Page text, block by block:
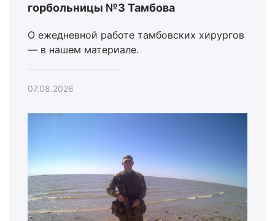
горбольницы №3 Тамбова
О ежедневной работе тамбовских хирургов
— в нашем материале.
07.08.2026